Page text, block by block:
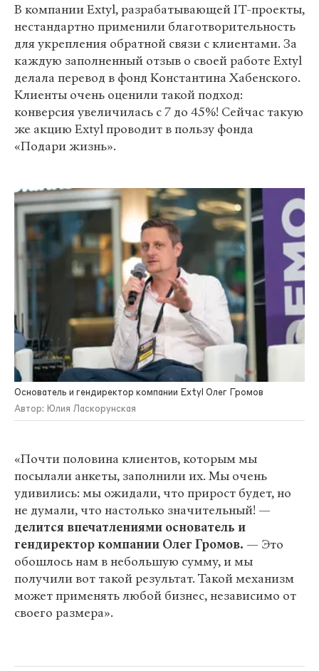
В компании Extyl, разрабатывающей IT-проекты,
нестандартно применили благотворительность
для укрепления обратной связи с клиентами. За
каждую заполненный отзыв о своей работе Extyl
делала перевод в фонд Константина Хабенского.
Клиенты очень оценили такой подход:
конверсия увеличилась с 7 до 45%! Сейчас такую
же акцию Extyl проводит в пользу фонда
«Подари жизнь».
Основатель и гендиректор компании Extyl Олег Громов
Автор: Юлия Ласкорунская
«Почти половина клиентов, которым мы
посылали анкеты, заполнили их. Мы очень
удивились: мы ожидали, что прирост будет, но
не думали, что настолько значительный! —
делится впечатлениями основатель и
гендиректор компании Олег Громов. — Это
обошлось нам в небольшую сумму, и мы
получили вот такой результат. Такой механизм
может применять любой бизнес, независимо от
своего размера».